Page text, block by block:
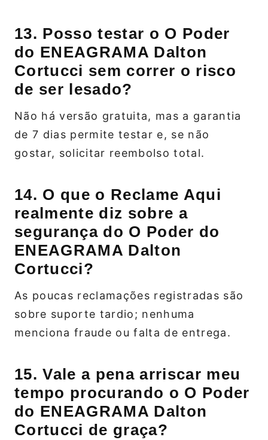
13. Posso testar o O Poder
do ENEAGRAMA Dalton
Cortucci sem correr o risco
de ser lesado?
Não há versão gratuita, mas a garantia
de 7 dias permite testar e, se não
gostar, solicitar reembolso total.
14. O que o Reclame Aqui
realmente diz sobre a
segurança do O Poder do
ENEAGRAMA Dalton
Cortucci?
As poucas reclamações registradas são
sobre suporte tardio; nenhuma
menciona fraude ou falta de entrega.
15. Vale a pena arriscar meu
tempo procurando o O Poder
do ENEAGRAMA Dalton
Cortucci de graça?